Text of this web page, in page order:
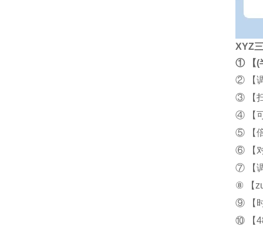
XYZ
① 【(
② 【
③ 【
④ 【
⑤ 【
⑥ 【
⑦ 【
⑧ 【
⑨ 【
⑩ 【